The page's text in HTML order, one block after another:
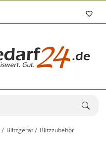
Blitzgerät
Blitzzubehör